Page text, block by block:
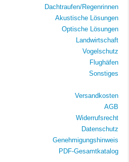
Dachtraufen/Regenrinnen
Akustische Lösungen
Optische Lösungen
Landwirtschaft
Vogelschutz
Flughäfen
Sonstiges
Versandkosten
AGB
Widerrufsrecht
Datenschutz
Genehmigungshinweis
PDF-Gesamtkatalog